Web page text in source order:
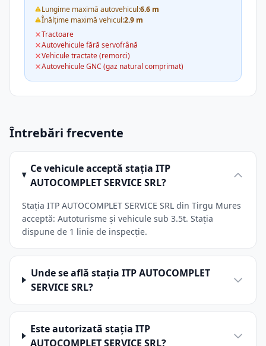
Lungime maximă autovehicul:6.6 m
Înălțime maximă vehicul:2.9 m
Tractoare
Autovehicule fără servofrână
Vehicule tractate (remorci)
Autovehicule GNC (gaz natural comprimat)
Întrebări frecvente
Ce vehicule acceptă stația ITP
AUTOCOMPLET SERVICE SRL?
Stația ITP AUTOCOMPLET SERVICE SRL din Tirgu Mures
acceptă: Autoturisme și vehicule sub 3.5t. Stația
dispune de 1 linie de inspecție.
Unde se află stația ITP AUTOCOMPLET
SERVICE SRL?
Este autorizată stația ITP
AUTOCOMPLET SERVICE SRL?